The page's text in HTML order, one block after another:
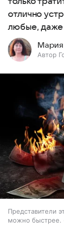
отлично
любые, даже
Мария
Автор
Представители
можно быстрее.